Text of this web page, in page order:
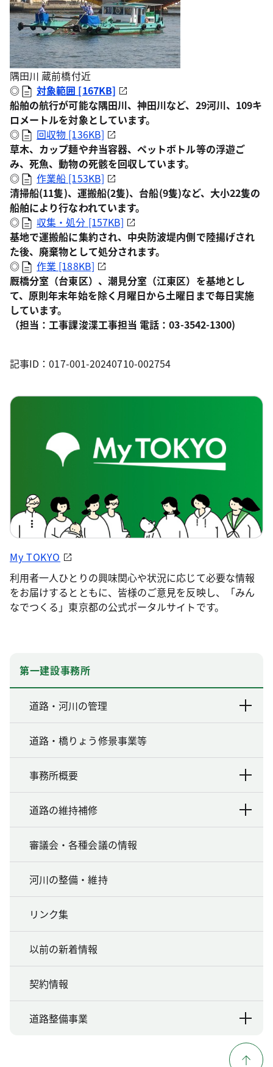
隅田川 蔵前橋付近
◎
対象範囲 [167KB]
船舶の航行が可能な隅田川、神田川など、29河川、109キ
ロメートルを対象としています。
◎
回収物 [136KB]
草木、カップ麺や弁当容器、ペットボトル等の浮遊ご
み、死魚、動物の死骸を回収しています。
◎
作業船 [153KB]
清掃船(11隻)、運搬船(2隻)、台船(9隻)など、大小22隻の
船舶により行なわれています。
◎
収集・処分 [157KB]
基地で運搬船に集約され、中央防波堤内側で陸揚げされ
た後、廃棄物として処分されます。
◎
作業 [188KB]
厩橋分室（台東区）、潮見分室（江東区）を基地とし
て、原則年末年始を除く月曜日から土曜日まで毎日実施
しています。
（担当：工事課浚渫工事担当 電話：03-3542-1300)
記事ID：017-001-20240710-002754
My TOKYO
利用者一人ひとりの興味関心や状況に応じて必要な情報
をお届けするとともに、皆様のご意見を反映し、「みん
なでつくる」東京都の公式ポータルサイトです。
第一建設事務所
道路・河川の管理
道路・橋りょう修景事業等
事務所概要
道路の維持補修
審議会・各種会議の情報
河川の整備・維持
リンク集
以前の新着情報
契約情報
道路整備事業